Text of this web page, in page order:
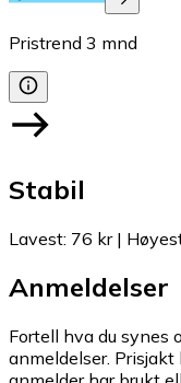
Pristrend 3 mnd
Stabil
Lavest: 76 kr|
Anmeldelser
Fortell hva du synes
anmeldelser.